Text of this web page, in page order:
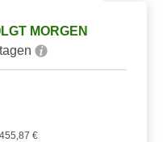
MORGEN
€